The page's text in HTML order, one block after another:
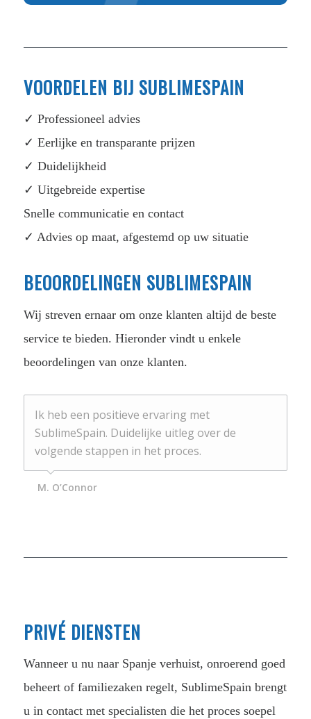
VOORDELEN BIJ SUBLIMESPAIN
✓ Professioneel advies
✓ Eerlijke en transparante prijzen
✓ Duidelijkheid
✓ Uitgebreide expertise
Snelle communicatie en contact
✓ Advies op maat, afgestemd op uw situatie
BEOORDELINGEN SUBLIMESPAIN
Wij streven ernaar om onze klanten altijd de beste
service te bieden. Hieronder vindt u enkele
beoordelingen van onze klanten.
Ik heb een positieve ervaring met
SublimeSpain. Duidelijke uitleg over de
volgende stappen in het proces.
M. O’Connor
PRIVÉ DIENSTEN
Wanneer u nu naar Spanje verhuist, onroerend goed
beheert of familiezaken regelt, SublimeSpain brengt
u in contact met specialisten die het proces soepel